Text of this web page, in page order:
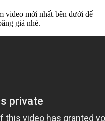
video mới nhất bên dưới để
giá nhé.